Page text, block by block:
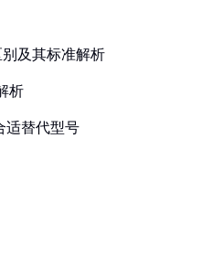
及其标准解析
析
适替代型号